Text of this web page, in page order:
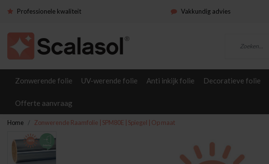
Professionele kwaliteit Vakkundig advies
Zonwerende folie UV-werende folie Anti inkijk folie Decoratieve folie
Offerte aanvraag
Home Zonwerende Raamfolie | SPM80E | Spiegel | Op maat